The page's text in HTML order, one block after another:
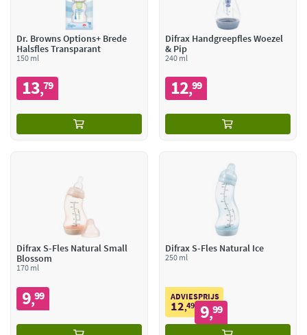
Dr. Browns Options+ Brede
Halsfles Transparant
150 ml
13,79
Difrax Handgreepfles Woezel
& Pip
240 ml
12,99
Difrax S-Fles Natural Small
Blossom
170 ml
9,99
Difrax S-Fles Natural Ice
250 ml
ADVIESPRIJS
12,49 9,99